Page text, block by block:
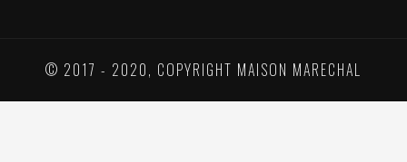
© 2017 - 2020, COPYRIGHT MAISON MARECHAL